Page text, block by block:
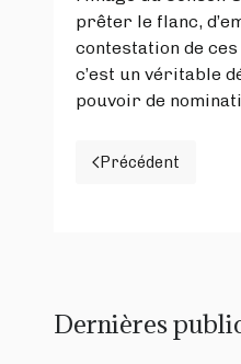
prêter le flanc,
contestation de
c’est un véritable
pouvoir de
Article
Précédent
Dernières